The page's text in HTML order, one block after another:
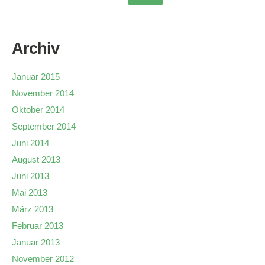
Archiv
Januar 2015
November 2014
Oktober 2014
September 2014
Juni 2014
August 2013
Juni 2013
Mai 2013
März 2013
Februar 2013
Januar 2013
November 2012